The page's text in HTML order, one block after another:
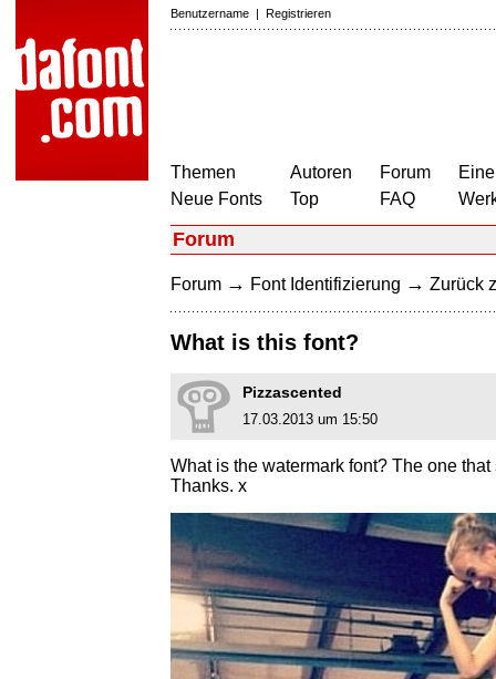
Benutzername | Registrieren
Themen
Neue Fonts
Autoren
Top
Forum
FAQ
Forum
Forum → Font Identifizierung → Zurück
What is this font?
Pizzascented
17.03.2013 um 15:50
What is the watermark font? The one
Thanks. x